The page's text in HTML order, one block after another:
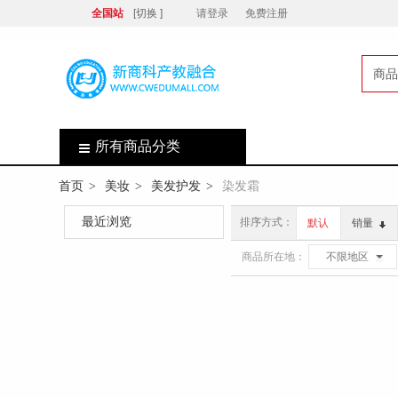
全国站 [切换 ] 请登录 免费注册
商品
所有商品分类
首页 > 美妆 > 美发护发 > 染发霜
最近浏览 排序方式： 默认 销量
商品所在地： 不限地区